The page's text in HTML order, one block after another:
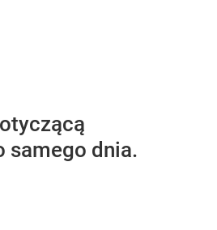
samego dnia.